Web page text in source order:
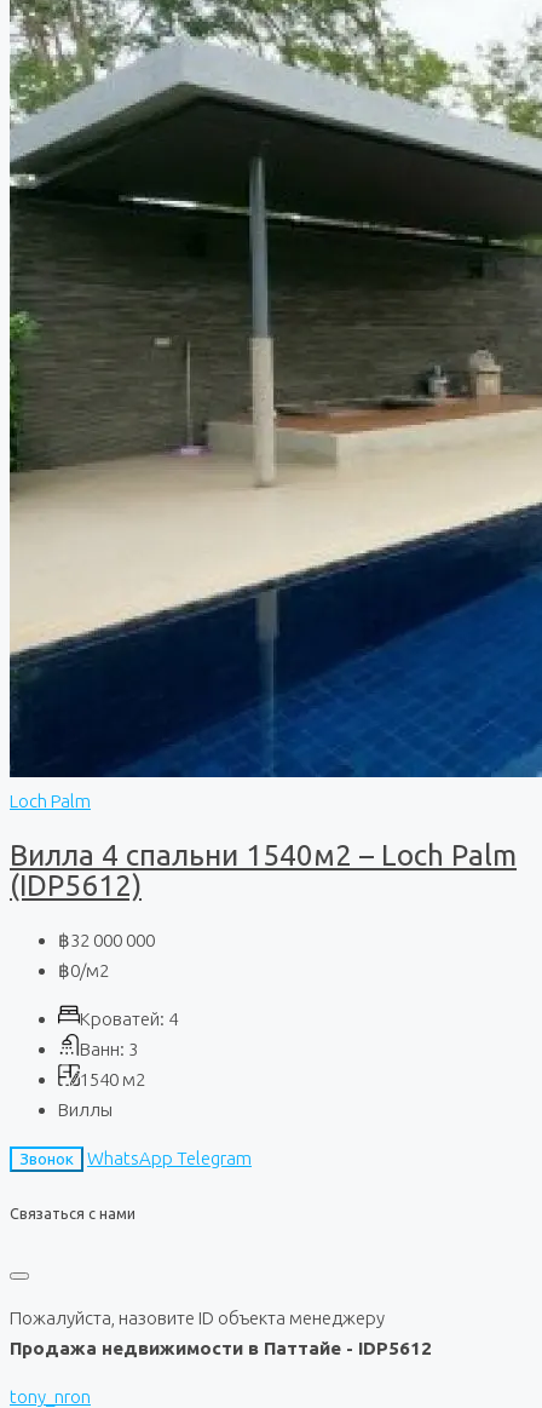
Loch Palm
Вилла 4 спальни 1540м2 – Loch Palm
(IDP5612)
฿32 000 000
฿0/м2
Кроватей: 4
Ванн: 3
1540 м2
Виллы
Звонок WhatsApp Telegram
Связаться с нами
Пожалуйста, назовите ID объекта менеджеру
Продажа недвижимости в Паттайе - IDP5612
tony_nron